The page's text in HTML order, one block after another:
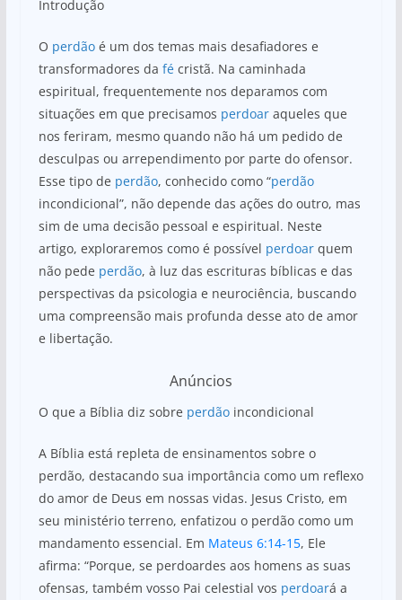
at
s
A
p
p
e
b
o
o
k
e
Introdução
O perdãoé um dos temas mais desafiadores e
transformadores da fécristã. Na caminhada
espiritual, frequentemente nos deparamos com
situações em que precisamos perdoaraqueles que
nos feriram, mesmo quando não há um pedido de
desculpas ou arrependimento por parte do ofensor.
Esse tipo de perdão, conhecido como “perdão
incondicional”, não depende das ações do outro, mas
sim de uma decisão pessoal e espiritual. Neste
artigo, exploraremos como é possível perdoarquem
não pede perdão, à luz das escrituras bíblicas e das
perspectivas da psicologia e neurociência, buscando
uma compreensão mais profunda desse ato de amor
e libertação.
Anúncios
O que a Bíblia diz sobre perdãoincondicional
A Bíblia está repleta de ensinamentos sobre o
perdão, destacando sua importância como um reflexo
do amor de Deus em nossas vidas. Jesus Cristo, em
seu ministério terreno, enfatizou o perdão como um
mandamento essencial. Em Mateus 6:14-15, Ele
afirma: “Porque, se perdoardes aos homens as suas
ofensas, também vosso Pai celestial vos perdoará a